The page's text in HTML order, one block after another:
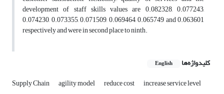
development of staff skills values are 0.082328, 0.077243,
0.074230, 0.073355, 0.071509, 0.069464, 0.065749 and 0.063601
respectively and were in second place to ninth.
کلیدواژه‌ها English
Supply Chain agility model reduce cost increase service level